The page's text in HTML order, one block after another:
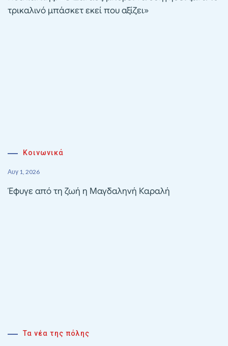
τρικαλινό μπάσκετ εκεί που αξίζει»
Κοινωνικά
Αυγ 1, 2026
Έφυγε από τη ζωή η Μαγδαληνή Καραλή
Τα νέα της πόλης